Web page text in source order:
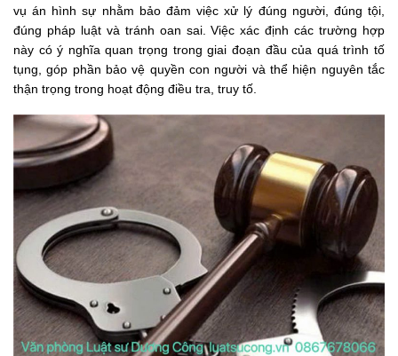
vụ án hình sự nhằm bảo đảm việc xử lý đúng người, đúng tội,
đúng pháp luật và tránh oan sai. Việc xác định các trường hợp
này có ý nghĩa quan trọng trong giai đoạn đầu của quá trình tố
tụng, góp phần bảo vệ quyền con người và thể hiện nguyên tắc
thận trọng trong hoạt động điều tra, truy tố.